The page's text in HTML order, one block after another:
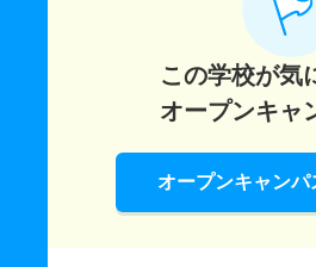
この学校が気
オープンキャ
オープンキャンパ